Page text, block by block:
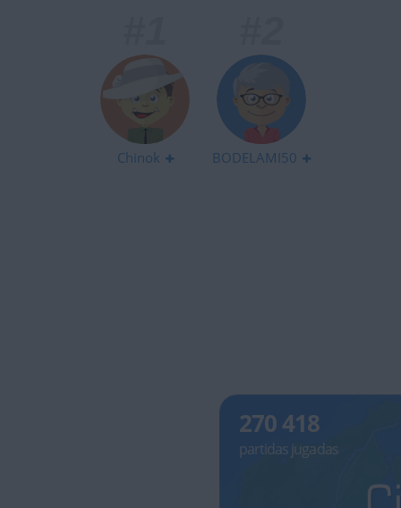
Chinok BODELAMI50
270 418
partidas jugadas